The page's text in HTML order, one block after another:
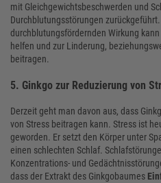
mit Gleichgewichtsbeschwerden und
Durchblutungsstörungen
durchblutungsfördernden Wirkung
helfen und zur Linderung,
beitragen.
5. Ginkgo zur Reduzierung von
Derzeit geht man davon aus, dass
von Stress beitragen kann. Stress ist
geworden. Er setzt den Körper unter
einen schlechten Schlaf.
Konzentrations- und
dass der Extrakt des Ginkgobaumes